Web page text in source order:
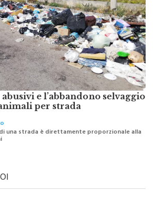
e l’abbandono selvaggio
per strada